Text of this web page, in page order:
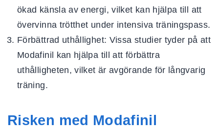
ökad känsla av energi, vilket kan hjälpa till att
övervinna trötthet under intensiva träningspass.
Förbättrad uthållighet: Vissa studier tyder på att
Modafinil kan hjälpa till att förbättra
uthålligheten, vilket är avgörande för långvarig
träning.
Risken med Modafinil